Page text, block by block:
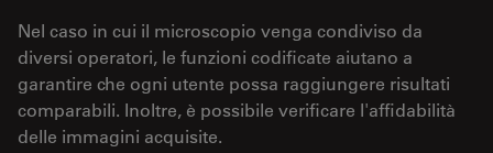
Nel caso in cui il microscopio venga condiviso da
diversi operatori, le funzioni codificate aiutano a
garantire che ogni utente possa raggiungere risultati
comparabili. Inoltre, è possibile verificare l'affidabilità
delle immagini acquisite.